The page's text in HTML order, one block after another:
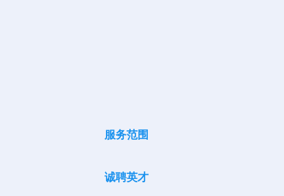
服务范围
诚聘英才